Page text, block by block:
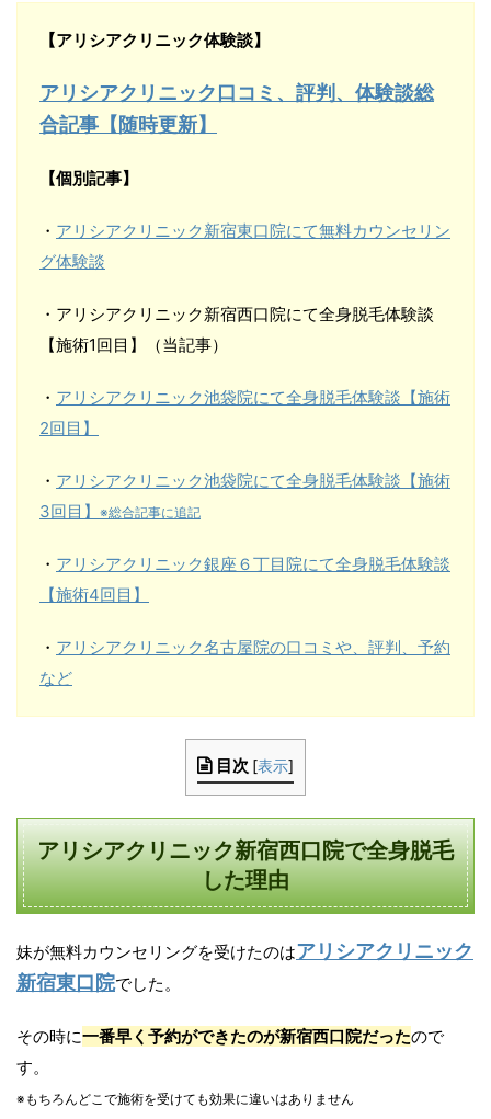
【アリシアクリニック体験談】
アリシアクリニック口コミ、評判、体験談総
合記事【随時更新】
【個別記事】
・ アリシアクリニック新宿東口院にて無料カウンセリン
グ体験談
・アリシアクリニック新宿西口院にて全身脱毛体験談
【施術1回目】（当記事）
・ アリシアクリニック池袋院にて全身脱毛体験談【施術
2回目】
・ アリシアクリニック池袋院にて全身脱毛体験談【施術
3回目】 ※総合記事に追記
・ アリシアクリニック銀座６丁目院にて全身脱毛体験談
【施術4回目】
・ アリシアクリニック名古屋院の口コミや、評判、予約
など
目次 [表示]
アリシアクリニック新宿西口院で全身脱毛
した理由
妹が無料カウンセリングを受けたのはアリシアクリニック
新宿東口院でした。
その時に一番早く予約ができたのが新宿西口院だったので
す。
※もちろんどこで施術を受けても効果に違いはありません